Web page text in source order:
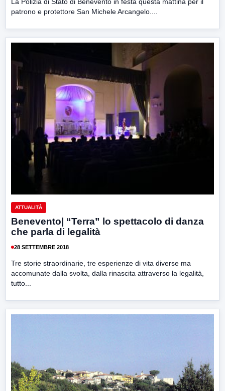
La Polizia di Stato di Benevento in festa questa mattina per il
patrono e protettore San Michele Arcangelo....
ATTUALITÀ
Benevento| “Terra” lo spettacolo di danza
che parla di legalità
28 SETTEMBRE 2018
Tre storie straordinarie, tre esperienze di vita diverse ma
accomunate dalla svolta, dalla rinascita attraverso la legalità,
tutto...